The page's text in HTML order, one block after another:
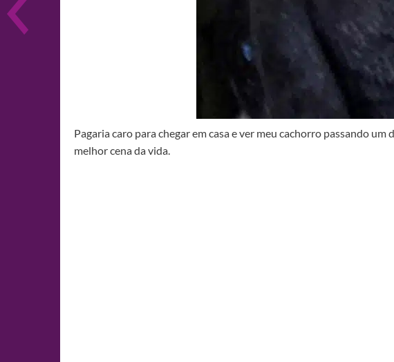
Pagaria caro para chegar em casa e ver meu cachorro passando
melhor cena da vida.